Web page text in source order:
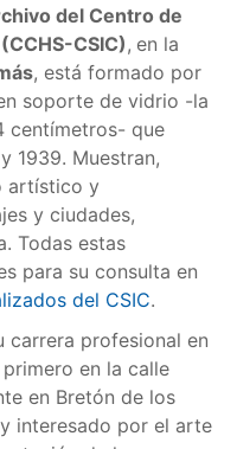
del Centro de
CSIC), en la
, está formado por
soporte de vidrio -la
centímetros- que
1939. Muestran,
artístico y
y ciudades,
Todas estas
para su consulta en
del CSIC.
carrera profesional en
en la calle
en Bretón de los
interesado por el arte